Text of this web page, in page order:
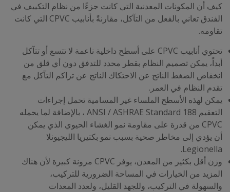
كيف أن المكونات المعدنية التي كانت جزءًا من نظام التكييف في
الفندق تعاني بالفعل من التآكل، مقارنةً بأنابيب CPVC التي كانت
تقاومه.
تحتوي أنابيب CPVC على أسطح داخلية ناعمة لا تتسع أو تتآكل
أبداً، يمكن تصميم النظام بقطر محدد للتدفق دون أي قلق من
انخفاض الضغط الناتج عن الاحتكاك الناتج عن تراكم التآكل مع
تقدم النظام في العمر.
يمكن لهذه الأسطح الملساء غير المسامية تحمل إجراءات
التعقيم ANSI / ASHRAE Standard 188 ، بالإضافة لما يحمله
CPVC من قدرة على مقاومة نمو الغشاء الحيوي الذي يمكن
أن يؤدي إلى مخاطر صحية بسبب نمو بكتيريا الليجيونلا
Legionella.
وزن أقل بكثير من المعدن، يوفر CPVC مرونة كبيرة لأن هناك
المزيد من الخيارات في المساحة الضرورية للتركيب،
والسهولة في التركيب، وللجهد القليل، ولعدد المعدات